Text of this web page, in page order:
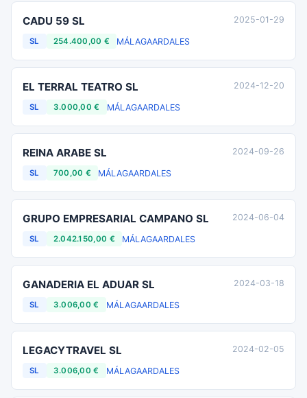
CADU 59 SL
SL 254.400,00 € MÁLAGAARDALES
2025-01-29
EL TERRAL TEATRO SL
SL 3.000,00 € MÁLAGAARDALES
2024-12-20
REINA ARABE SL
SL 700,00 € MÁLAGAARDALES
2024-09-26
GRUPO EMPRESARIAL CAMPANO SL
SL 2.042.150,00 € MÁLAGAARDALES
2024-06-04
GANADERIA EL ADUAR SL
SL 3.006,00 € MÁLAGAARDALES
2024-03-18
LEGACYTRAVEL SL
SL 3.006,00 € MÁLAGAARDALES
2024-02-05